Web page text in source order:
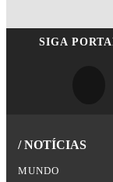
SIGA
/ NOTÍCIAS
MUNDO